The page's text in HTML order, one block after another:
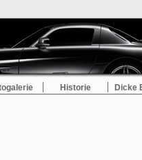
Historie Dicke